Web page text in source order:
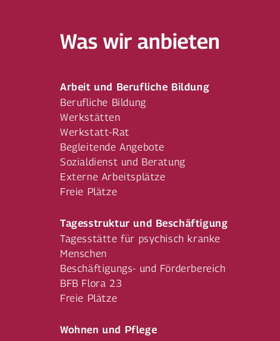
Was wir anbieten
Arbeit und Berufliche Bildung
Berufliche Bildung
Werkstätten
Werkstatt-Rat
Begleitende Angebote
Sozialdienst und Beratung
Externe Arbeitsplätze
Freie Plätze
Tagesstruktur und Beschäftigung
Tagesstätte für psychisch kranke
Menschen
Beschäftigungs- und Förderbereich
BFB Flora 23
Freie Plätze
Wohnen und Pflege